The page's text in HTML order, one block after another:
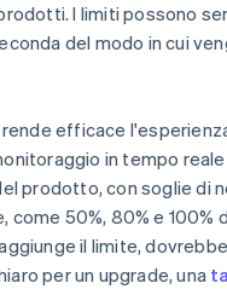
I limiti possono
del modo in cui
efficace
in tempo
prodotto, con soglie di
come 50%, 80% e 100%
il limite,
per un upgrade, una